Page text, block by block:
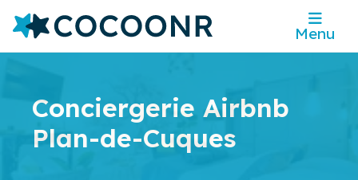
Menu
Conciergerie Airbnb
Plan-de-Cuques